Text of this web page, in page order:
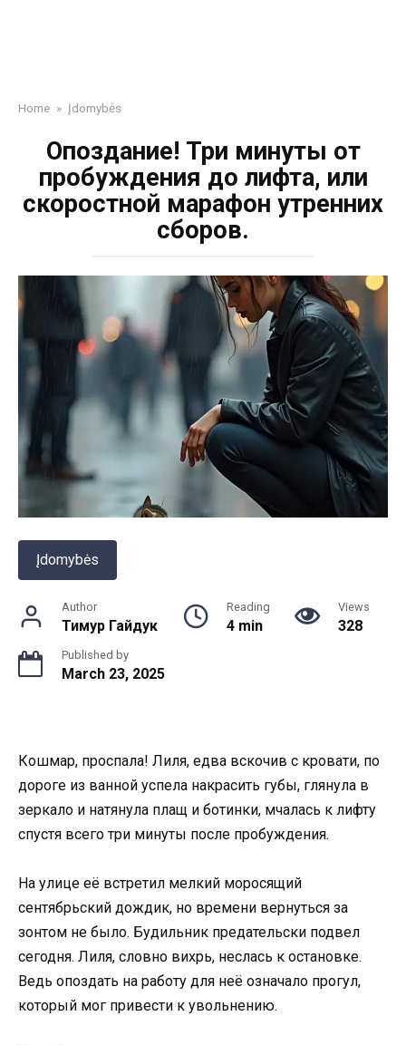
Home » Įdomybės
Опоздание! Три минуты от
пробуждения до лифта, или
скоростной марафон утренних
сборов.
Įdomybės
Author
Тимур Гайдук
Reading
4 min
Views
328
Published by
March 23, 2025
Кошмар, проспала! Лиля, едва вскочив с кровати, по
дороге из ванной успела накрасить губы, глянула в
зеркало и натянула плащ и ботинки, мчалась к лифту
спустя всего три минуты после пробуждения.
На улице её встретил мелкий моросящий
сентябрьский дождик, но времени вернуться за
зонтом не было. Будильник предательски подвел
сегодня. Лиля, словно вихрь, неслась к остановке.
Ведь опоздать на работу для неё означало прогул,
который мог привести к увольнению.